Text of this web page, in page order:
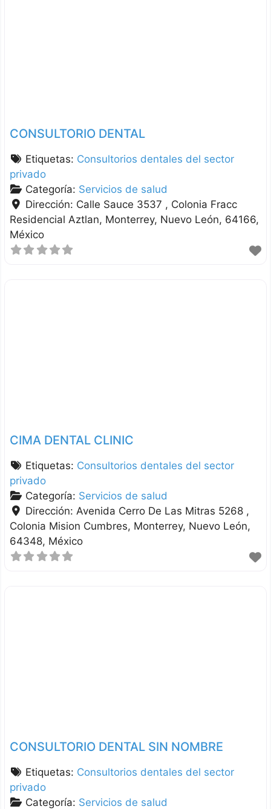
CONSULTORIO DENTAL
Etiquetas: Consultorios dentales del sector
privado
Categoría: Servicios de salud
Dirección: Calle Sauce 3537 , Colonia Fracc
Residencial Aztlan Monterrey Nuevo León 64166
México
CIMA DENTAL CLINIC
Etiquetas: Consultorios dentales del sector
privado
Categoría: Servicios de salud
Dirección: Avenida Cerro De Las Mitras 5268 ,
Colonia Mision Cumbres Monterrey Nuevo León
64348 México
CONSULTORIO DENTAL SIN NOMBRE
Etiquetas: Consultorios dentales del sector
privado
Categoría: Servicios de salud